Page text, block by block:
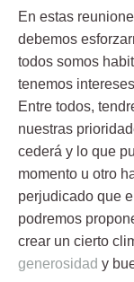
En estas
debemos
todos somos
tenemos
Entre todos,
nuestras
cederá y lo que
momento u otro
perjudicado que
podremos
crear un cierto
generosidad y